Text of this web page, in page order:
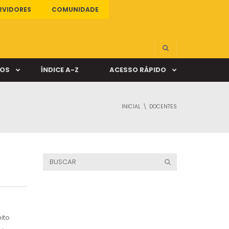
COMUNIDADE
ÍNDICE A-Z ACESSO RÁPIDO
INICIAL DOCENTES